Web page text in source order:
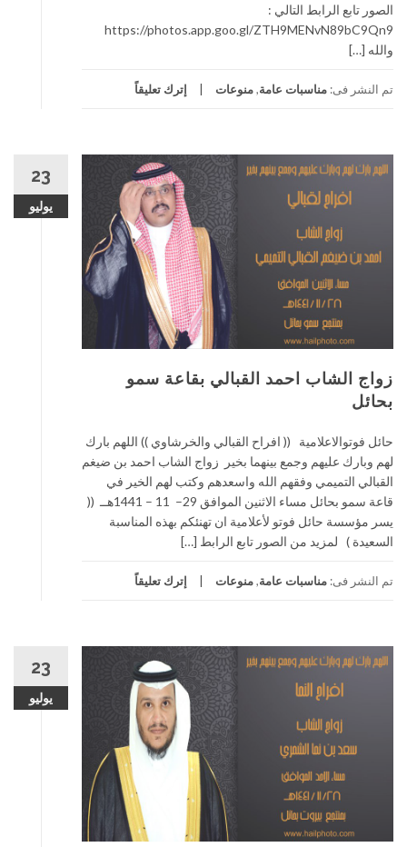
الصور تابع الرابط التالي :
https://photos.app.goo.gl/ZTH9MENvN89bC9Qn9
والله […]
تم النشر فى: مناسبات عامة,منوعات إترك تعليقاً
23
يوليو
زواج الشاب احمد القبالي بقاعة سمو
بحائل
حائل فوتوالاعلامية (( افراح القبالي والخرشاوي )) اللهم بارك
لهم وبارك عليهم وجمع بينهما بخير زواج الشاب احمد بن ضيغم
القبالي التميمي وفقهم الله واسعدهم وكتب لهم الخير في
قاعة سمو بحائل مساء الاثنين الموافق 29– 11 – 1441هــ ((
يسر مؤسسة حائل فوتو لأعلامية ان تهنئكم بهذه المناسبة
السعيدة ) لمزيد من الصور تابع الرابط […]
تم النشر فى: مناسبات عامة,منوعات إترك تعليقاً
23
يوليو